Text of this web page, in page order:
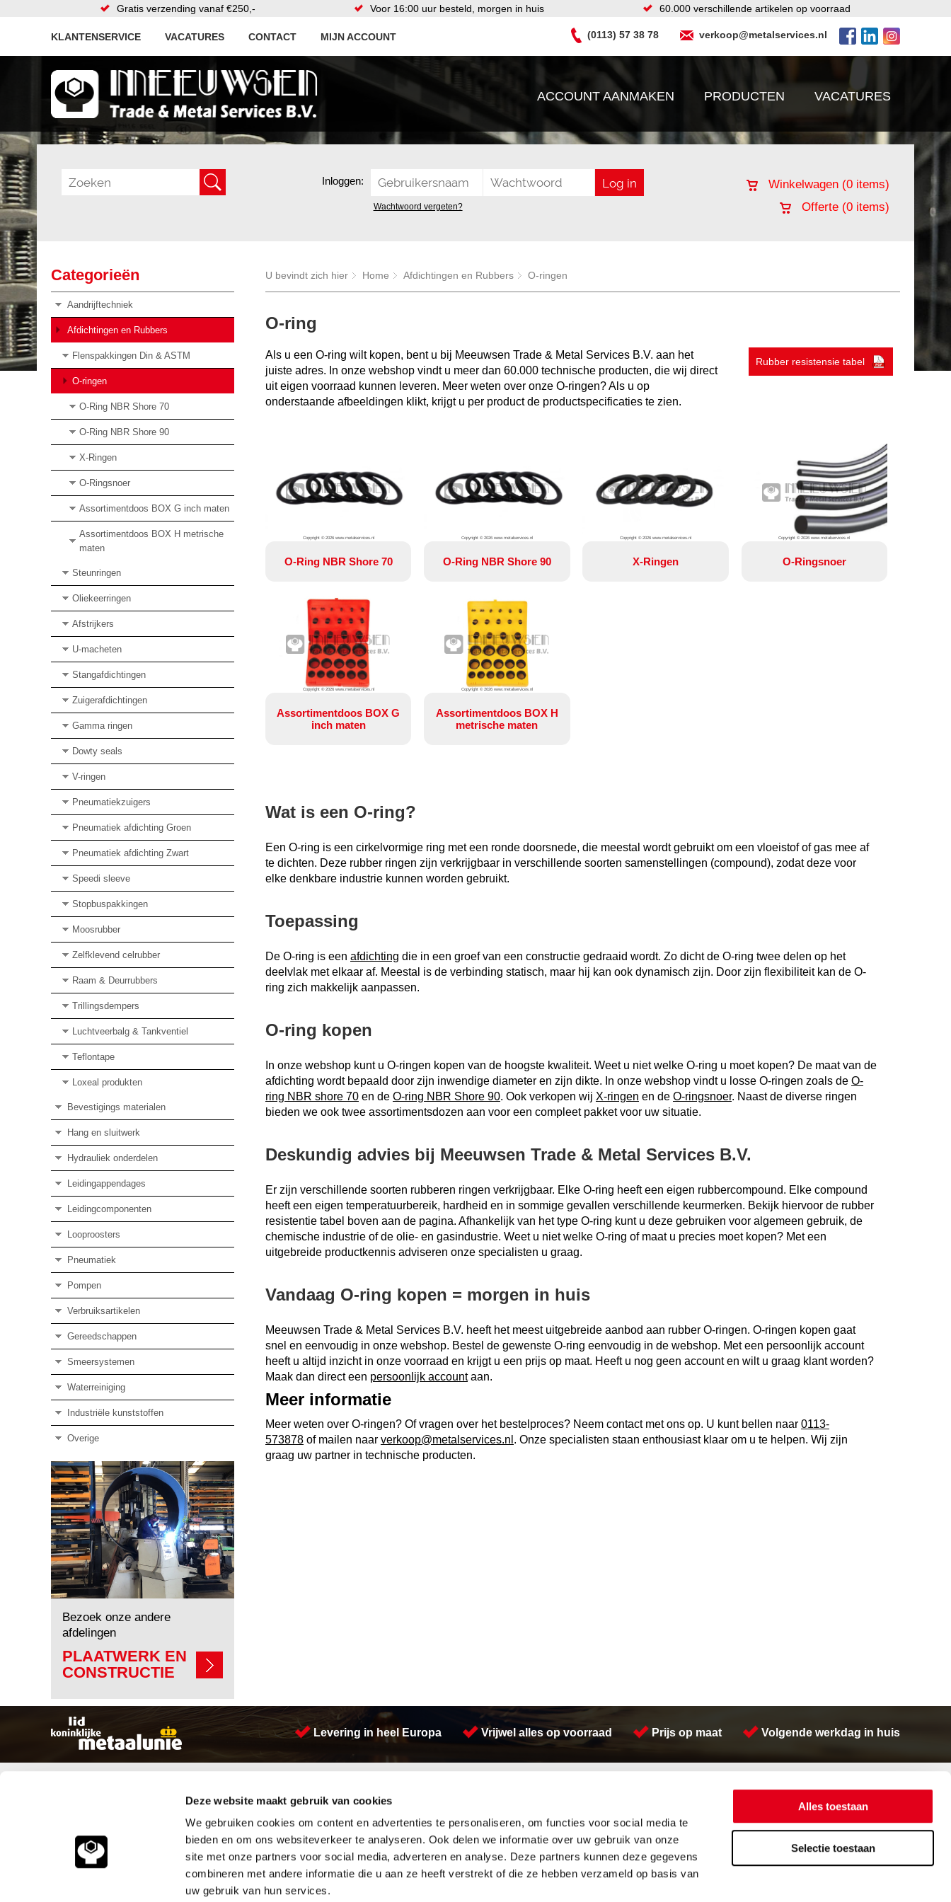
Deze website maakt gebruik van cookies
We gebruiken cookies om content en advertenties te personaliseren, om functies voor social media te
bieden en om ons websiteverkeer te analyseren. Ook delen we informatie over uw gebruik van onze
site met onze partners voor social media, adverteren en analyse. Deze partners kunnen deze gegevens
combineren met andere informatie die u aan ze heeft verstrekt of die ze hebben verzameld op basis van
uw gebruik van hun services.
Alles toestaan
Selectie toestaan
Gratis verzending vanaf €250,- Voor 16:00 uur besteld, morgen in huis 60.000 verschillende artikelen op voorraad
KLANTENSERVICE VACATURES CONTACT MIJN ACCOUNT (0113) 57 38 78 verkoop@metalservices.nl
ACCOUNT AANMAKEN PRODUCTEN VACATURES
Inloggen:
Wachtwoord vergeten?
Winkelwagen (0 items)
Offerte (0 items)
Categorieën
Aandrijftechniek
Afdichtingen en Rubbers
Flenspakkingen Din & ASTM
O-ringen
O-Ring NBR Shore 70
O-Ring NBR Shore 90
X-Ringen
O-Ringsnoer
Assortimentdoos BOX G inch maten
Assortimentdoos BOX H metrische
maten
Steunringen
Oliekeerringen
Afstrijkers
U-macheten
Stangafdichtingen
Zuigerafdichtingen
Gamma ringen
Dowty seals
V-ringen
Pneumatiekzuigers
Pneumatiek afdichting Groen
Pneumatiek afdichting Zwart
Speedi sleeve
Stopbuspakkingen
Moosrubber
Zelfklevend celrubber
Raam & Deurrubbers
Trillingsdempers
Luchtveerbalg & Tankventiel
Teflontape
Loxeal produkten
Bevestigings materialen
Hang en sluitwerk
Hydrauliek onderdelen
Leidingappendages
Leidingcomponenten
Looproosters
Pneumatiek
Pompen
Verbruiksartikelen
Gereedschappen
Smeersystemen
Waterreiniging
Industriële kunststoffen
Overige
Bezoek onze andere
afdelingen
PLAATWERK EN
CONSTRUCTIE
U bevindt zich hier Home Afdichtingen en Rubbers O-ringen
O-ring
Als u een O-ring wilt kopen, bent u bij Meeuwsen Trade & Metal Services B.V. aan het
juiste adres. In onze webshop vindt u meer dan 60.000 technische producten, die wij direct
uit eigen voorraad kunnen leveren. Meer weten over onze O-ringen? Als u op
onderstaande afbeeldingen klikt, krijgt u per product de productspecificaties te zien.
Rubber resistensie tabel
Copyright © 2026 www.metalservices.nl
O-Ring NBR Shore 70
Copyright © 2026 www.metalservices.nl
O-Ring NBR Shore 90
Copyright © 2026 www.metalservices.nl
X-Ringen
Copyright © 2026 www.metalservices.nl
O-Ringsnoer
Copyright © 2026 www.metalservices.nl
Assortimentdoos BOX G
inch maten
Copyright © 2026 www.metalservices.nl
Assortimentdoos BOX H
metrische maten
Wat is een O-ring?
Een O-ring is een cirkelvormige ring met een ronde doorsnede, die meestal wordt gebruikt om een vloeistof of gas mee af
te dichten. Deze rubber ringen zijn verkrijgbaar in verschillende soorten samenstellingen (compound), zodat deze voor
elke denkbare industrie kunnen worden gebruikt.
Toepassing
De O-ring is een afdichting die in een groef van een constructie gedraaid wordt. Zo dicht de O-ring twee delen op het
deelvlak met elkaar af. Meestal is de verbinding statisch, maar hij kan ook dynamisch zijn. Door zijn flexibiliteit kan de O-
ring zich makkelijk aanpassen.
O-ring kopen
In onze webshop kunt u O-ringen kopen van de hoogste kwaliteit. Weet u niet welke O-ring u moet kopen? De maat van de
afdichting wordt bepaald door zijn inwendige diameter en zijn dikte. In onze webshop vindt u losse O-ringen zoals de O-
ring NBR shore 70 en de O-ring NBR Shore 90. Ook verkopen wij X-ringen en de O-ringsnoer. Naast de diverse ringen
bieden we ook twee assortimentsdozen aan voor een compleet pakket voor uw situatie.
Deskundig advies bij Meeuwsen Trade & Metal Services B.V.
Er zijn verschillende soorten rubberen ringen verkrijgbaar. Elke O-ring heeft een eigen rubbercompound. Elke compound
heeft een eigen temperatuurbereik, hardheid en in sommige gevallen verschillende keurmerken. Bekijk hiervoor de rubber
resistentie tabel boven aan de pagina. Afhankelijk van het type O-ring kunt u deze gebruiken voor algemeen gebruik, de
chemische industrie of de olie- en gasindustrie. Weet u niet welke O-ring of maat u precies moet kopen? Met een
uitgebreide productkennis adviseren onze specialisten u graag.
Vandaag O-ring kopen = morgen in huis
Meeuwsen Trade & Metal Services B.V. heeft het meest uitgebreide aanbod aan rubber O-ringen. O-ringen kopen gaat
snel en eenvoudig in onze webshop. Bestel de gewenste O-ring eenvoudig in de webshop. Met een persoonlijk account
heeft u altijd inzicht in onze voorraad en krijgt u een prijs op maat. Heeft u nog geen account en wilt u graag klant worden?
Maak dan direct een persoonlijk accountaan.
Meer informatie
Meer weten over O-ringen? Of vragen over het bestelproces? Neem contact met ons op. U kunt bellen naar 0113-
573878 of mailen naar verkoop@metalservices.nl . Onze specialisten staan enthousiast klaar om u te helpen. Wij zijn
graag uw partner in technische producten.
Levering in heel Europa Vrijwel alles op voorraad Prijs op maat Volgende werkdag in huis
Klantenservice
Vacatures
Aandrijftechniek
Afdichtingen en Rubbers
Bevestigings materialen
Hang en sluitwerk
Hydrauliek onderdelen
Leidingcomponenten
Looproosters
Pneumatiek
Pompen
Verbruiksartikelen
Gereedschappen
Smeersystemen
Waterreiniging
Engineering
Verspaning
RVS platen
Zetwerk
Plaatwerk
Meeuwsen Trade & Metal Services B.V.
Telefoon:
(0113) 57 38 78